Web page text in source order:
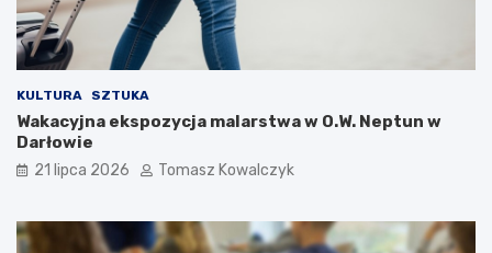
KULTURA SZTUKA
Wakacyjna ekspozycja malarstwa w O.W. Neptun w
Darłowie
21 lipca 2026 Tomasz Kowalczyk